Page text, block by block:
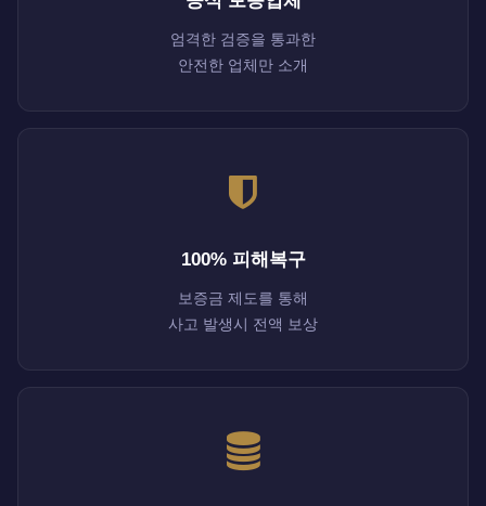
엄격한 검증을 통과한
안전한 업체만 소개
100% 피해복구
보증금 제도를 통해
사고 발생시 전액 보상